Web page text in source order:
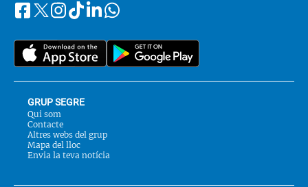
Segueix-
a::
FacebookInstagram
TiktokLinkedinWhatsapp
GRUP SEGRE
Qui som
Contacte
Altres webs del grup
Mapa del lloc
Envia la teva notícia